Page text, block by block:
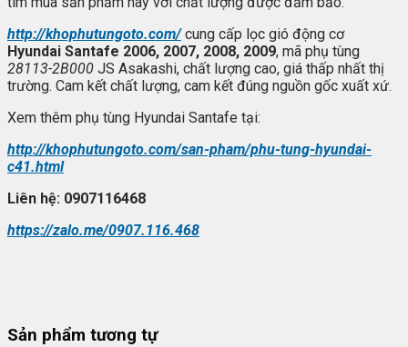
http://khophutungoto.com/cung cấp lọc gió động cơ
Hyundai Santafe 2006, 2007, 2008, 2009, mã phụ tùng
28113-2B000 JS Asakashi, chất lượng cao, giá thấp nhất thị
trường. Cam kết chất lượng, cam kết đúng nguồn gốc xuất xứ.
Xem thêm phụ tùng Hyundai Santafe tại:
http://khophutungoto.com/san-pham/phu-tung-hyundai-
c41.html
Liên hệ: 0907116468
https://zalo.me/0907.116.468
Sản phẩm tương tự